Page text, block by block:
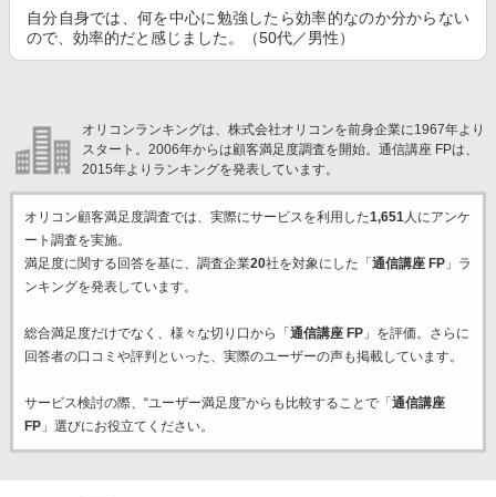
自分自身では、何を中心に勉強したら効率的なのか分からない
ので、効率的だと感じました。（50代／男性）
オリコンランキングは、株式会社オリコンを前身企業に1967年より
スタート。2006年からは顧客満足度調査を開始。通信講座 FPは、
2015年よりランキングを発表しています。
オリコン顧客満足度調査では、実際にサービスを利用した1,651人にアンケ
ート調査を実施。
満足度に関する回答を基に、調査企業20社を対象にした「 通信講座 FP」ラ
ンキングを発表しています。
総合満足度だけでなく、様々な切り口から「 通信講座 FP」を評価。さらに
回答者の口コミや評判といった、実際のユーザーの声も掲載しています。
サービス検討の際、“ユーザー満足度”からも比較することで「 通信講座
FP」選びにお役立てください。